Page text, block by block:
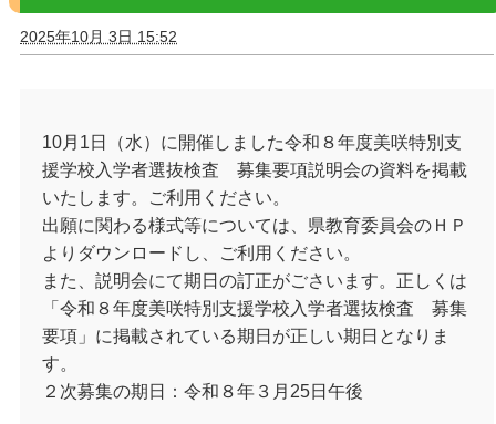
2025年10月 3日 15:52
10月1日（水）に開催しました令和８年度美咲特別支
援学校入学者選抜検査 募集要項説明会の資料を掲載
いたします。ご利用ください。
出願に関わる様式等については、県教育委員会のＨＰ
よりダウンロードし、ご利用ください。
また、説明会にて期日の訂正がごさいます。正しくは
「令和８年度美咲特別支援学校入学者選抜検査 募集
要項」に掲載されている期日が正しい期日となりま
す。
２次募集の期日：令和８年３月25日午後